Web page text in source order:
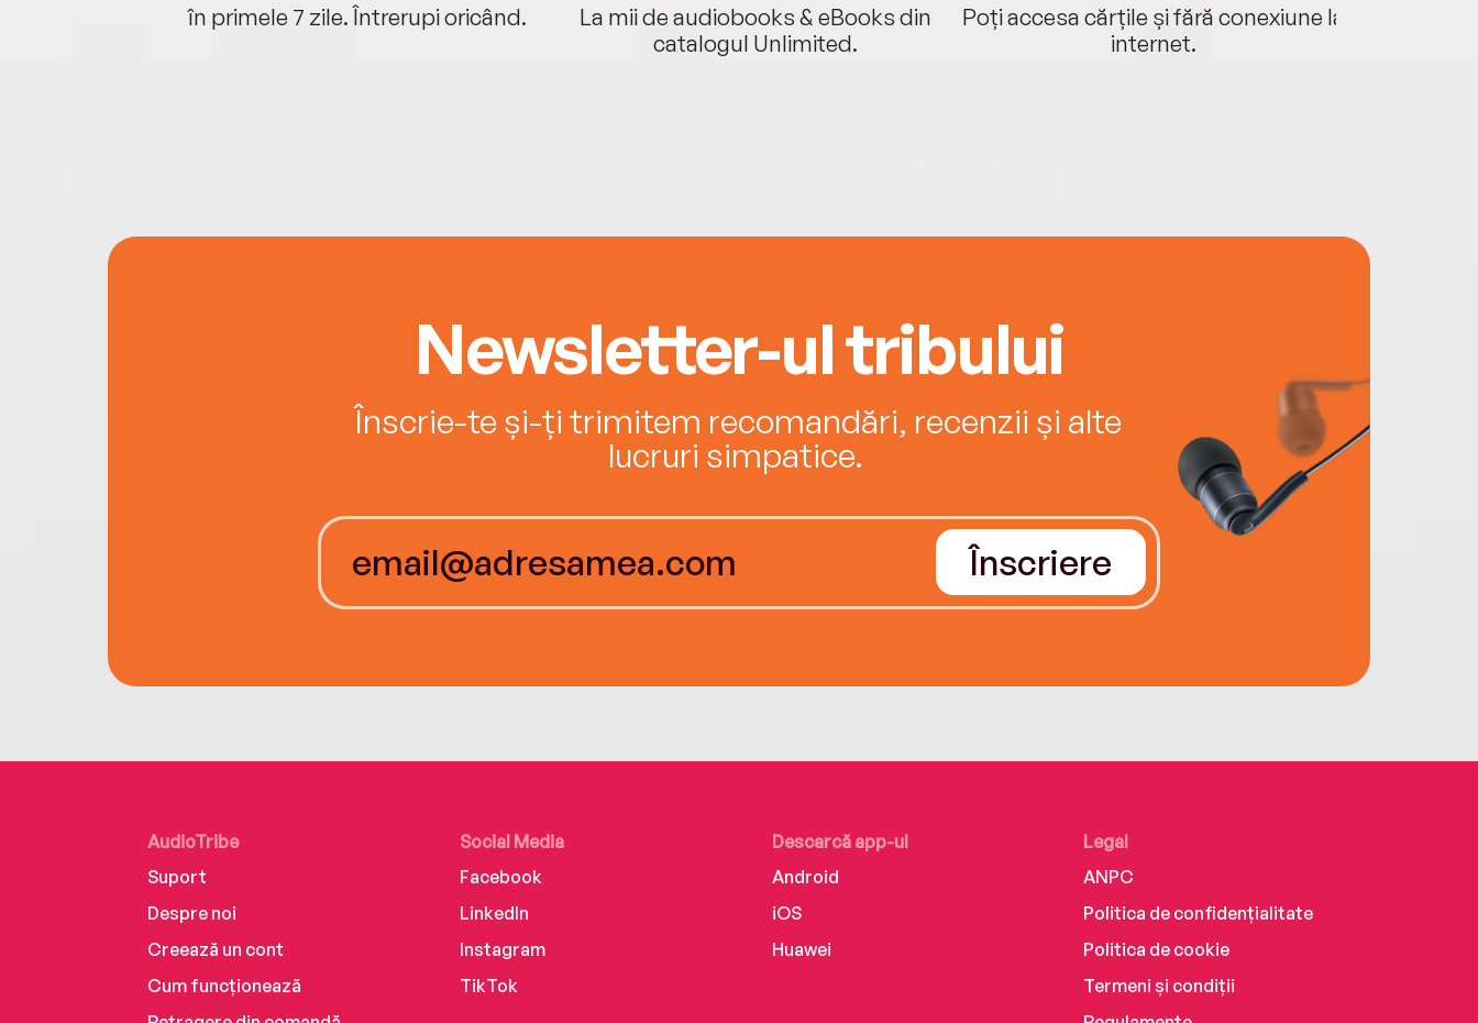
în primele 7 zile. Întrerupi oricând.
La mii de audiobooks & eBooks din
catalogul Unlimited.
Poți accesa cărțile și fără conexiune la
internet.
Newsletter-ul tribului
Înscrie-te și-ți trimitem recomandări, recenzii și alte
lucruri simpatice.
Înscriere
AudioTribe
Suport
Despre noi
Creează un cont
Cum funcționează
Social Media
Facebook
LinkedIn
Instagram
TikTok
Descarcă app-ul
Android
iOS
Huawei
Legal
ANPC
Politica de confidențialitate
Politica de cookie
Termeni și condiții